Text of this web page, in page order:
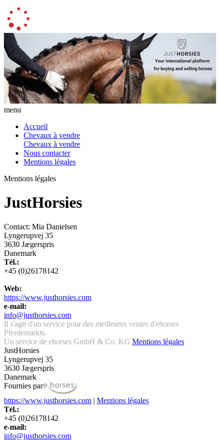
menu
Accueil
Chevaux à vendre
Chevaux à vendre
Nous contacter
Mentions légales
Mentions légales
JustHorsies
Contact: Mia Danielsen
Lyngerupvej 35
3630 Jægerspris
Danemark
Tél.:
+45 (0)26178142
Web:
https://www.justhorsies.com
e-mail:
info@justhorsies.com
Il s'agit d'un service pour des meilleures ventes d'ehorses
Pferdemarkts.
Un service de ehorses GmbH & Co. KG Mentions légales
JustHorsies
Lyngerupvej 35
3630 Jægerspris
Danemark
Fournies par
https://www.justhorsies.com | Mentions légales
Tél.:
+45 (0)26178142
e-mail:
info@justhorsies.com